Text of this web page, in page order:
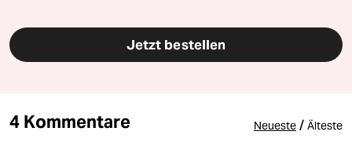
Jetzt bestellen
4 Kommentare Neueste / Älteste